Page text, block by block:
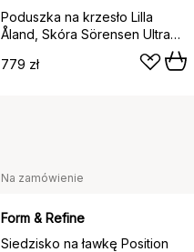
Poduszka na krzesło Lilla
Åland, Skóra Sörensen Ultra
779 zł
Na zamówienie
Form & Refine
Siedzisko na ławkę Position